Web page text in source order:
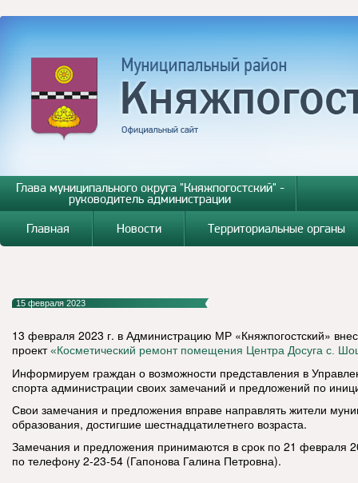
Глава муниципального округа "Княжпогостский" -
руководитель администрации
Главная
Новости Территориальные органы
15 февраля 2023
13 февраля 2023 г. в Администрацию МР «Княжпогостский»
проект«Косметический ремонт помещения Центра Досуга с.
Информируем граждан о возможности представления в
спорта администрации своих замечаний и предложений по
Свои замечания и предложения вправе направлять жители
образования, достигшие шестнадцатилетнего возраста.
Замечания и предложения принимаются в срок по 21 февраля
по телефону 2-23-54 (Гапонова Галина Петровна).